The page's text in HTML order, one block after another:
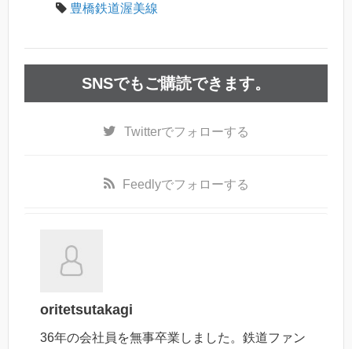
豊橋鉄道渥美線
SNSでもご購読できます。
Twitterでフォローする
Feedlyでフォローする
oritetsutakagi
36年の会社員を無事卒業しました。鉄道ファン